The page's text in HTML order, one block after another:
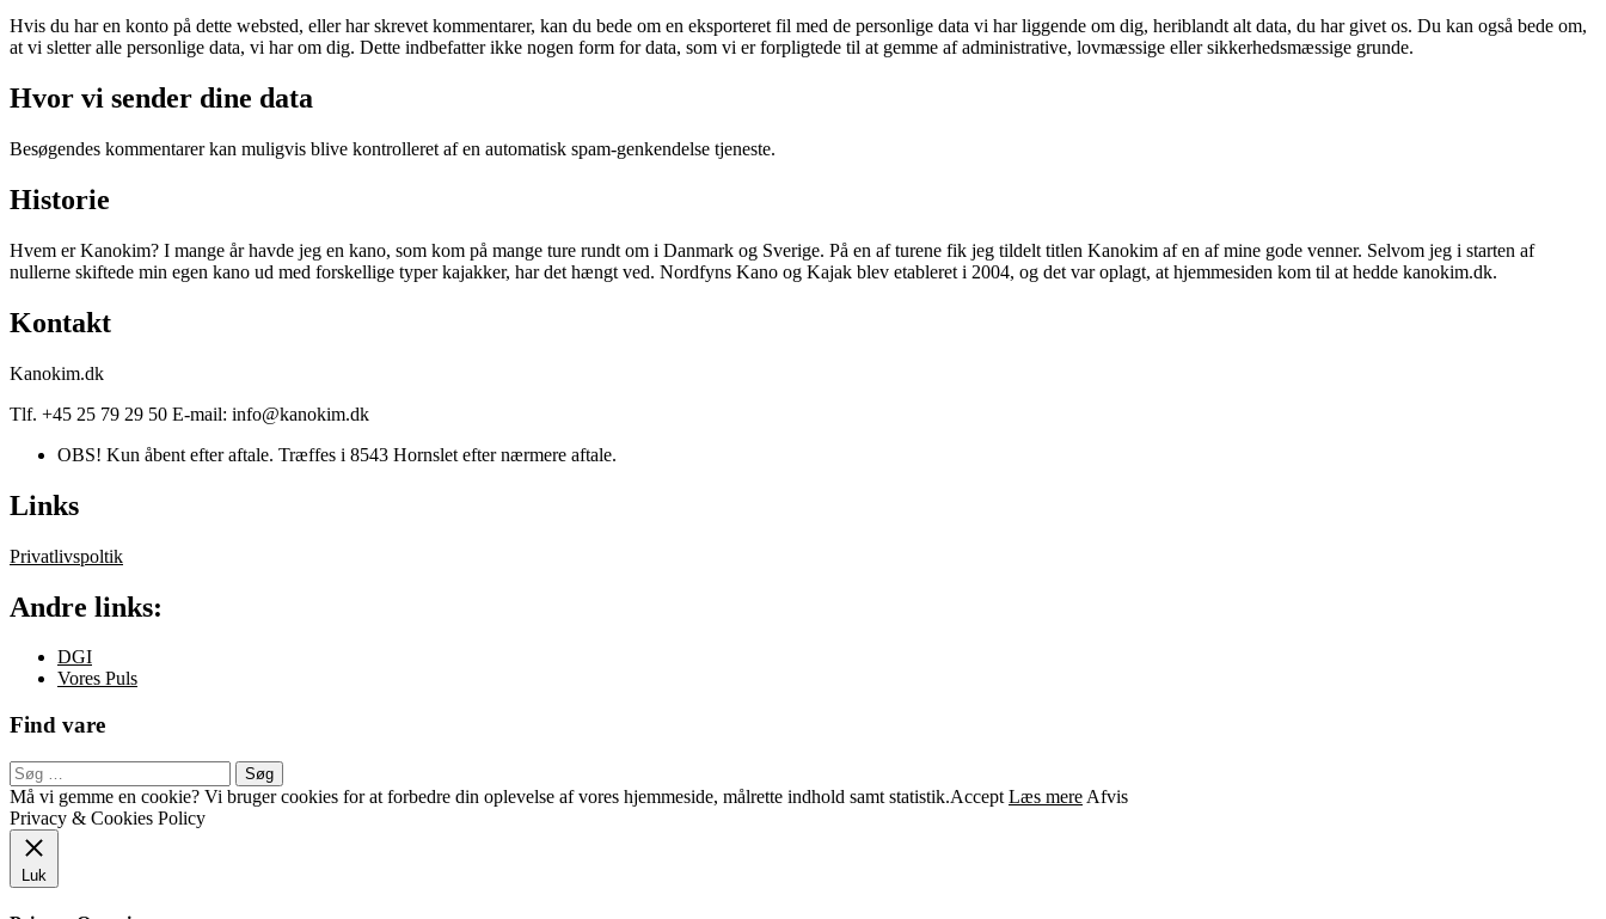
Hvis du har en konto på dette websted, eller har skrevet kommentarer, kan du bede om en eksporteret fil med de personlige data vi har liggende om dig, heriblandt alt data, du har givet os. Du kan også bede om,
at vi sletter alle personlige data, vi har om dig. Dette indbefatter ikke nogen form for data, som vi er forpligtede til at gemme af administrative, lovmæssige eller sikkerhedsmæssige grunde.
Hvor vi sender dine data
Besøgendes kommentarer kan muligvis blive kontrolleret af en automatisk spam-genkendelse tjeneste.
Historie
Hvem er Kanokim? I mange år havde jeg en kano, som kom på mange ture rundt om i Danmark og Sverige. På en af turene fik jeg tildelt titlen Kanokim af en af mine gode venner. Selvom jeg i starten af
nullerne skiftede min egen kano ud med forskellige typer kajakker, har det hængt ved. Nordfyns Kano og Kajak blev etableret i 2004, og det var oplagt, at hjemmesiden kom til at hedde kanokim.dk.
Kontakt
Kanokim.dk
Tlf. +45 25 79 29 50 E-mail: info@kanokim.dk
OBS! Kun åbent efter aftale. Træffes i 8543 Hornslet efter nærmere aftale.
Links
Privatlivspoltik
Andre links:
DGI
Vores Puls
Find vare
Søg
efter:
Sekundær
menu
Må vi gemme en cookie? Vi bruger cookies for at forbedre din oplevelse af vores hjemmeside, målrette indhold samt statistik.Accept Læs mere Afvis
Privacy & Cookies Policy
Luk